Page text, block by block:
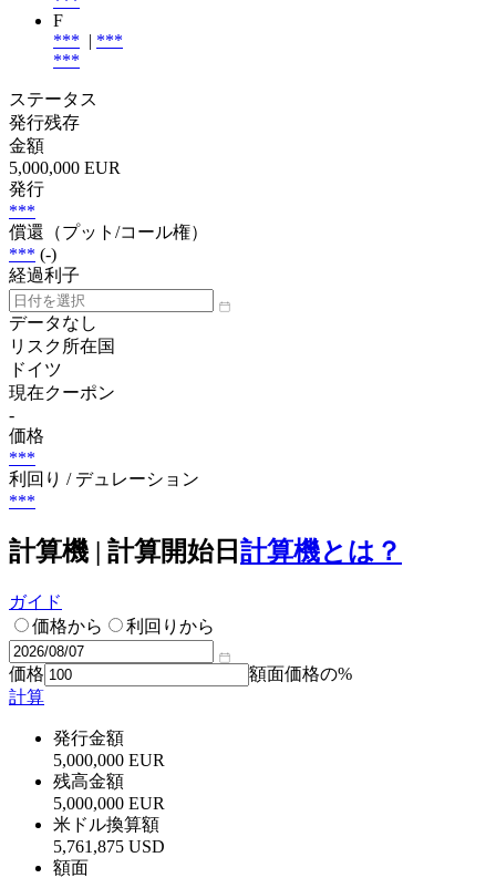
F
*** | ***
***
ステータス
発行残存
金額
5,000,000 EUR
発行
***
償還（プット/コール権）
*** (-)
経過利子
データなし
リスク所在国
ドイツ
現在クーポン
-
価格
***
利回り / デュレーション
***
計算機 | 計算開始日 計算機とは？
ガイド
価格から
利回りから
価格
額面価格の%
計算
発行金額
5,000,000 EUR
残高金額
5,000,000 EUR
米ドル換算額
5,761,875 USD
額面